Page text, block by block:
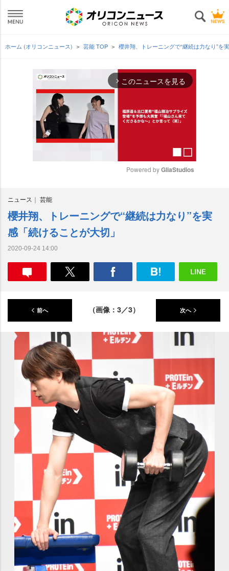
ホーム (オリコンニュース) 芸能 TOP 櫻井翔、トレーニングで“継続は力なり”を
arrow_forward_ios このニュースを見る
t
e
Powered by GliaStudios
ニュース 芸能
櫻井翔、トレーニングで“継続は力なり”を実
感「続けることが大切」
2020-09-24 14:00
前へ （画像：3／3） 次へ